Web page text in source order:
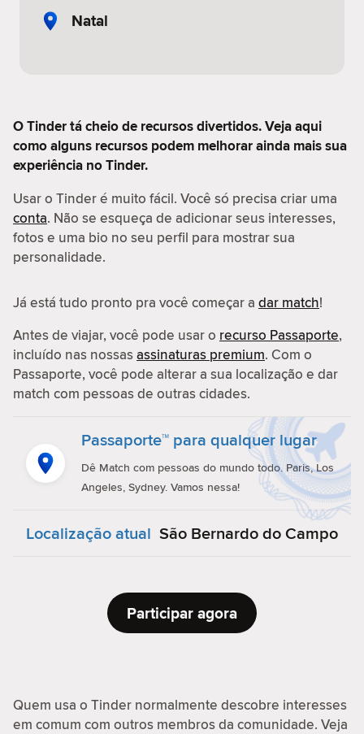
Natal
O Tinder tá cheio de recursos divertidos. Veja aqui
como alguns recursos podem melhorar ainda mais sua
experiência no Tinder.
Usar o Tinder é muito fácil. Você só precisa criar uma
conta. Não se esqueça de adicionar seus interesses,
fotos e uma bio no seu perfil para mostrar sua
personalidade.
Já está tudo pronto pra você começar a dar match!
Antes de viajar, você pode usar o recurso Passaporte,
incluído nas nossasassinaturas premium. Com o
Passaporte, você pode alterar a sua localização e dar
match com pessoas de outras cidades.
Passaporte™ para qualquer lugar
Dê Match com pessoas do mundo todo. Paris, Los
Angeles, Sydney. Vamos nessa!
Localização atual São Bernardo do Campo
Participar agora
Quem usa o Tinder normalmente descobre interesses
em comum com outros membros da comunidade. Veja